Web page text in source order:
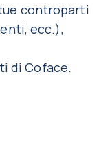
controparti
ecc.),
di Coface.